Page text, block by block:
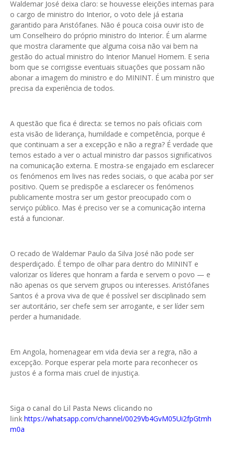
Waldemar José deixa claro: se houvesse eleições internas para
o cargo de ministro do Interior, o voto dele já estaria
garantido para Aristófanes. Não é pouca coisa ouvir isto de
um Conselheiro do próprio ministro do Interior. É um alarme
que mostra claramente que alguma coisa não vai bem na
gestão do actual ministro do Interior Manuel Homem. E seria
bom que se corrigisse eventuais situações que possam não
abonar a imagem do ministro e do MININT. É um ministro que
precisa da experiência de todos.
A questão que fica é directa: se temos no país oficiais com
esta visão de liderança, humildade e competência, porque é
que continuam a ser a excepção e não a regra? É verdade que
temos estado a ver o actual ministro dar passos significativos
na comunicação externa. E mostra-se engajado em esclarecer
os fenómenos em lives nas redes sociais, o que acaba por ser
positivo. Quem se predispõe a esclarecer os fenómenos
publicamente mostra ser um gestor preocupado com o
serviço público. Mas é preciso ver se a comunicação interna
está a funcionar.
O recado de Waldemar Paulo da Silva José não pode ser
desperdiçado. É tempo de olhar para dentro do MININT e
valorizar os líderes que honram a farda e servem o povo — e
não apenas os que servem grupos ou interesses. Aristófanes
Santos é a prova viva de que é possível ser disciplinado sem
ser autoritário, ser chefe sem ser arrogante, e ser líder sem
perder a humanidade.
Em Angola, homenagear em vida devia ser a regra, não a
excepção. Porque esperar pela morte para reconhecer os
justos é a forma mais cruel de injustiça.
Siga o canal do Lil Pasta News clicando no
link https://whatsapp.com/channel/0029Vb4GvM05Ui2fpGtmh
m0a